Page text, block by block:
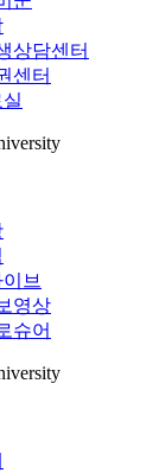
상담센터
센터
브
영상
슈어